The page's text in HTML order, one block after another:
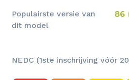
Populairste versie van
dit model
86
NEDC (1ste inschrijving vóór